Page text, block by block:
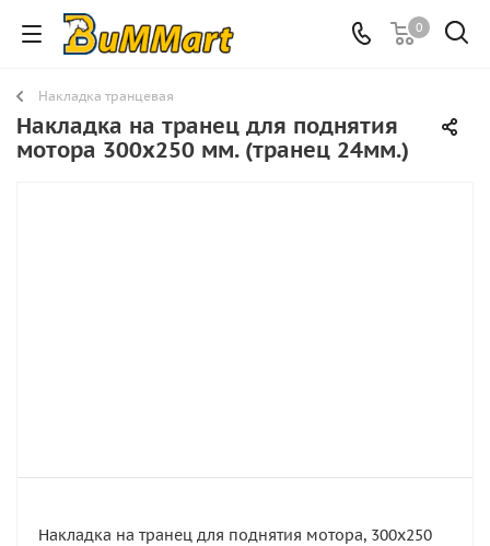
0
Накладка транцевая
Накладка на транец для поднятия
мотора 300х250 мм. (транец 24мм.)
Накладка на транец для поднятия мотора, 300х250